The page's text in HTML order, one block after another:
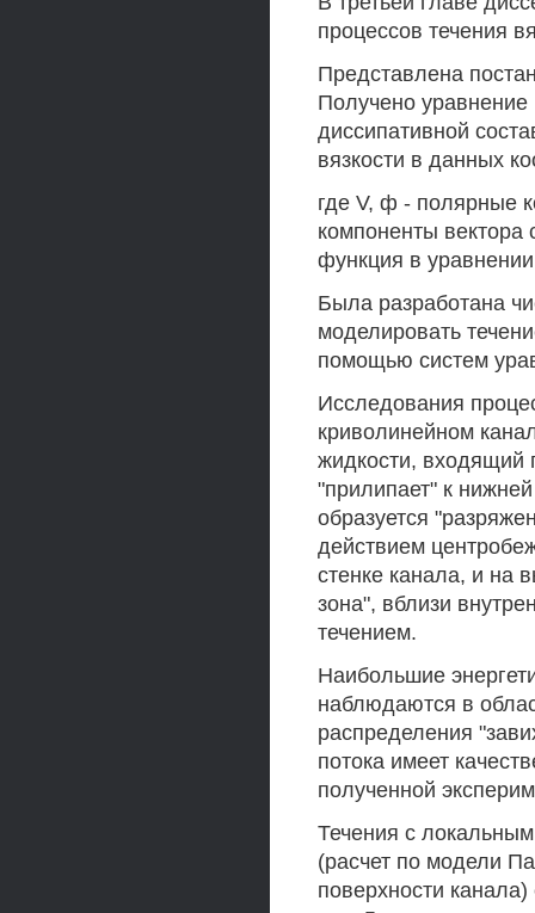
процессов течения
Представлена
Получено уравнение
диссипативной
вязкости в данных
где V, ф - полярные
компоненты вектора
функция в
Была разработана
моделировать
помощью систем
Исследования
криволинейном
жидкости, входящий
"прилипает" к
образуется
действием
стенке канала, и на
зона", вблизи
течением.
Наибольшие
наблюдаются в
распределения
потока имеет
полученной
Течения с
(расчет по модели
поверхности